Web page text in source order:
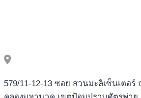
579/11-12-13 ซอย สวนมะลิเซ็นเตอร์